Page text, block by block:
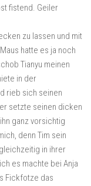
fistend. Geiler
zu lassen und mit
hatte es ja noch
Tianyu meinen
in der
rieb sich seinen
setzte seinen dicken
ganz vorsichtig
denn Tim sein
in ihrer
es machte bei Anja
Fickfotze das